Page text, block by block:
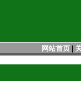
网站首页|